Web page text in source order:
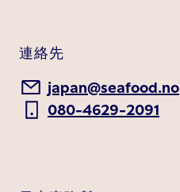
連絡先
japan@seafood.no
080-4629-2091